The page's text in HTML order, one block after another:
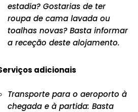
estadia? Gostarias de ter
roupa de cama lavada ou
toalhas novas? Basta informar
a receção deste alojamento.
adicionais
Transporte para o aeroporto à
chegada e à partida: Basta